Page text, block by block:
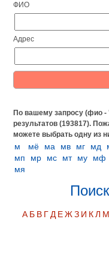
ФИО
Адрес
По вашему запросу (фио
результатов (193817).
можете выбрать одну из
м мё ма мв мг мд
мп
мр мс мт му мф
мя
А Б В Г Д Е Ж З И К Л М